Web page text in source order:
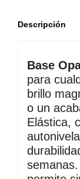
Descripción
Base
para
brillo
o un
Elástica,